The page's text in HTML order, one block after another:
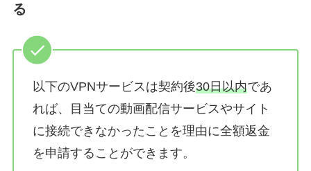
る
以下のVPNサービスは契約後30日以内であ
れば、目当ての動画配信サービスやサイト
に接続できなかったことを理由に全額返金
を申請することができます。